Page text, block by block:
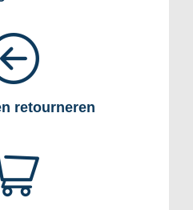
retourneren